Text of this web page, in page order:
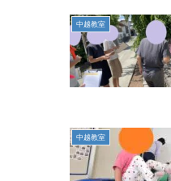
中越教室
中越教室